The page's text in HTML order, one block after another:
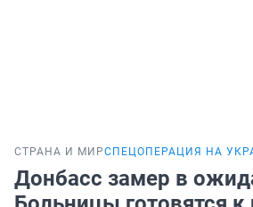
СТРАНА И МИРСПЕЦОПЕРАЦИЯ НА
Донбасс замер в